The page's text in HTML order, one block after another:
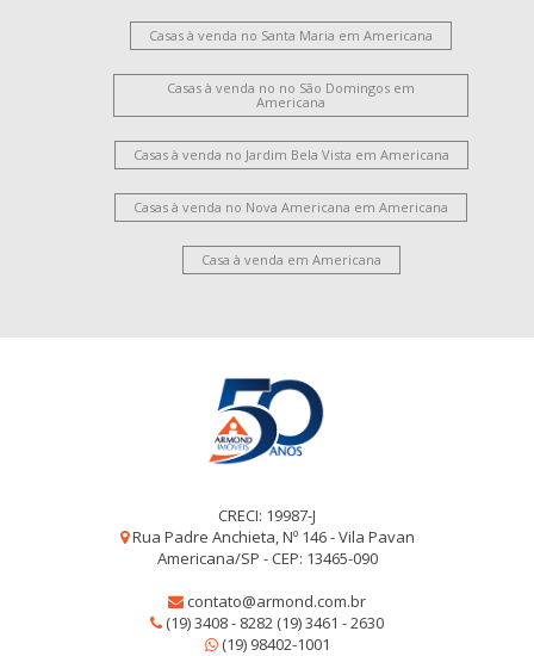
Casas à venda no Santa Maria em Americana
Casas à venda no no São Domingos em
Americana
Casas à venda no Jardim Bela Vista em Americana
Casas à venda no Nova Americana em Americana
Casa à venda em Americana
CRECI: 19987-J
Rua Padre Anchieta, Nº 146 - Vila Pavan
Americana/SP - CEP: 13465-090
contato@armond.com.br
(19) 3408 - 8282 (19) 3461 - 2630
(19) 98402-1001